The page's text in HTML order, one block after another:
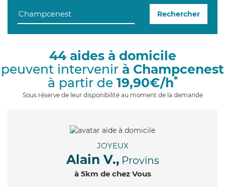
g
i
Rechercher
44 aides à domicile
peuvent intervenir à Champcenest
à partir de 19,90€/h*
Sous réserve de leur disponibilité au moment de la demande
JOYEUX
Alain V., Provins
à 5km de chez Vous